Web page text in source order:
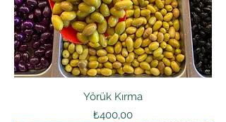
Yörük Kırma
Fiyat
₺400,00